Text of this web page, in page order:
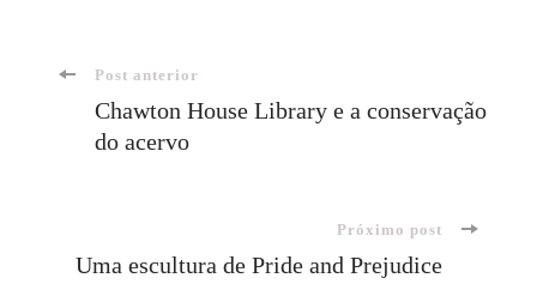
Navegação
Post anterior
Chawton House Library e a conservação
do acervo
Próximo post
Uma escultura de Pride and Prejudice